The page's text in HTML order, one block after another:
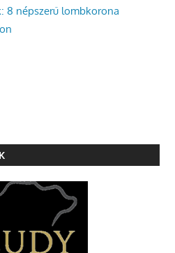
8 népszerű lombkorona